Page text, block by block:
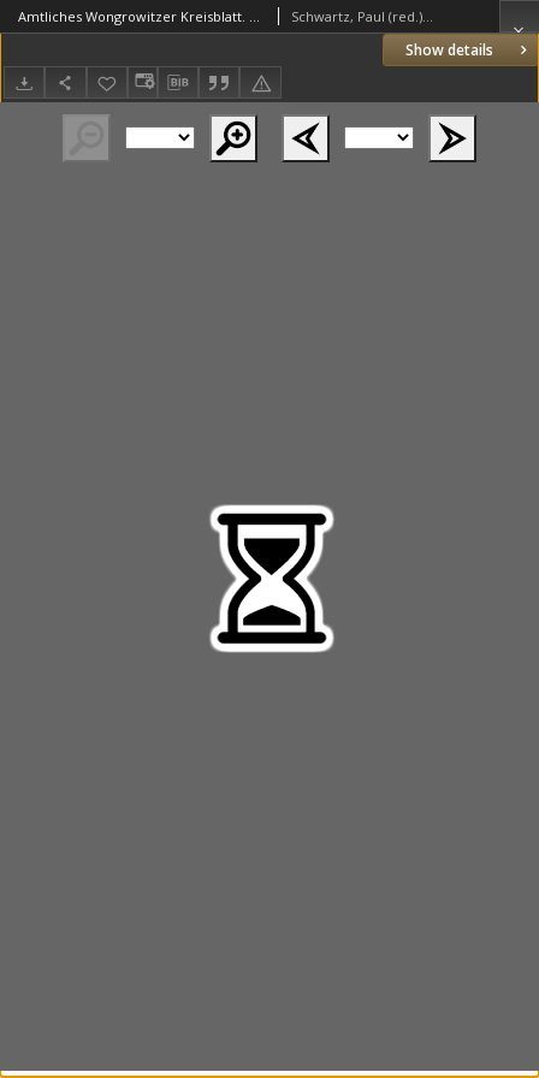
Show details
Amtliches Wongrowitzer Kreisblatt. 1912.04.27 Jg.62 Nr17 Schwartz, Paul (red.) (1853–1940)